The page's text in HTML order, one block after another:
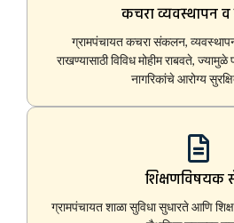
कचरा व्यवस्थापन व
ग्रामपंचायत कचरा संकलन,
राखण्यासाठी विविध मोहीम राबवते,
नागरिकांचे आरोग्य
शिक्षणविषयक
ग्रामपंचायत शाळा सुविधा सुधारते आणि